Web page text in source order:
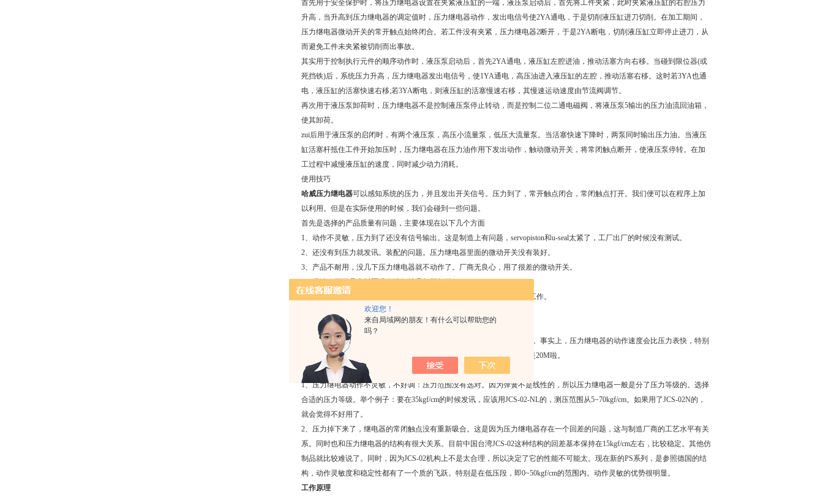
欢迎您！
来自局域网的朋友！有什么可以帮助您的
吗？
首先用于安全保护时，将压力继电器设置在夹紧液压缸的一端，液压泵启动后，首先将工件夹紧，此时夹紧液压缸的右腔压力
升高，当升高到压力继电器的调定值时，压力继电器动作，发出电信号使2YA通电，于是切削液压缸进刀切削。在加工期间，
压力继电器微动开关的常开触点始终闭合。若工件没有夹紧，压力继电器2断开，于是2YA断电，切削液压缸立即停止进刀，从
而避免工件未夹紧被切削而出事故。
其实用于控制执行元件的顺序动作时，液压泵启动后，首先2YA通电，液压缸左腔进油，推动活塞方向右移。当碰到限位器(或
死挡铁)后，系统压力升高，压力继电器发出电信号，使1YA通电，高压油进入液压缸的左腔，推动活塞右移。这时若3YA也通
电，液压缸的活塞快速右移;若3YA断电，则液压缸的活塞慢速右移，其慢速运动速度由节流阀调节。
再次用于液压泵卸荷时，压力继电器不是控制液压泵停止转动，而是控制二位二通电磁阀，将液压泵5输出的压力油流回油箱，
使其卸荷。
zui后用于液压泵的启闭时，有两个液压泵，高压小流量泵，低压大流量泵。当活塞快速下降时，两泵同时输出压力油。当液压
缸活塞杆抵住工件开始加压时，压力继电器在压力油作用下发出动作，触动微动开关，将常闭触点断开，使液压泵停转。在加
工过程中减慢液压缸的速度，同时减少动力消耗。
使用技巧
哈威压力继电器可以感知系统的压力，并且发出开关信号。压力到了，常开触点闭合，常闭触点打开。我们便可以在程序上加
以利用。但是在实际使用的时候，我们会碰到一些问题。
首先是选择的产品质量有问题，主要体现在以下几个方面
1、动作不灵敏，压力到了还没有信号输出。这是制造上有问题，servopiston和u-seal太紧了，工厂出厂的时候没有测试。
2、还没有到压力就发讯。装配的问题。压力继电器里面的微动开关没有装好。
3、产品不耐用，没几下压力继电器就不动作了。厂商无良心，用了很差的微动开关。
以上列的几点都是供应商的问题，那用户有问题，也会使压力继电器不工作。
1、没有输出信号：测压的小孔被生料带堵住了，装配工人不小心。
2、测压不准：现象是压力表还没有到压力表指示压力，继电器就发讯了。事实上，压力继电器的动作速度会比压力表快，特别
是比充油式耐震压力表。所以可能压力表才跑到10M，压力继电器已经是20M啦。
高级错误：
1、压力继电器动作不灵敏，不好调：压力范围没有选对。因为弹簧不是线性的，所以压力继电器一般是分了压力等级的。选择
合适的压力等级。举个例子：要在35kgf/cm的时候发讯，应该用JCS-02-NL的，测压范围从5~70kgf/cm。如果用了JCS-02N的，
就会觉得不好用了。
2、压力掉下来了，继电器的常闭触点没有重新吸合。这是因为压力继电器存在一个回差的问题，这与制造厂商的工艺水平有关
系。同时也和压力继电器的结构有很大关系。目前中国台湾JCS-02这种结构的回差基本保持在15kgf/cm左右，比较稳定。其他仿
制品就比较难说了。同时，因为JCS-02机构上不是太合理，所以决定了它的性能不可能太。现在新的PS系列，是参照德国的结
构，动作灵敏度和稳定性都有了一个质的飞跃。特别是在低压段，即0~50kgf/cm的范围内。动作灵敏的优势很明显。
工作原理